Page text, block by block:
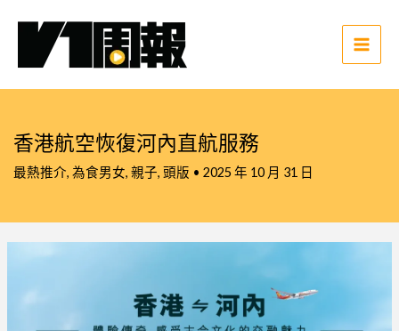
Main
香港航空恢復河內直航服務
最熱推介, 為食男女, 親子, 頭版 • 2025 年 10 月 31 日